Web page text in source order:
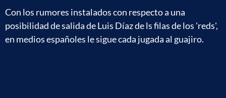
Con los rumores instalados con respecto a una
posibilidad de salida de Luis Díaz de ls filas de los 'reds',
en medios españoles le sigue cada jugada al guajiro.